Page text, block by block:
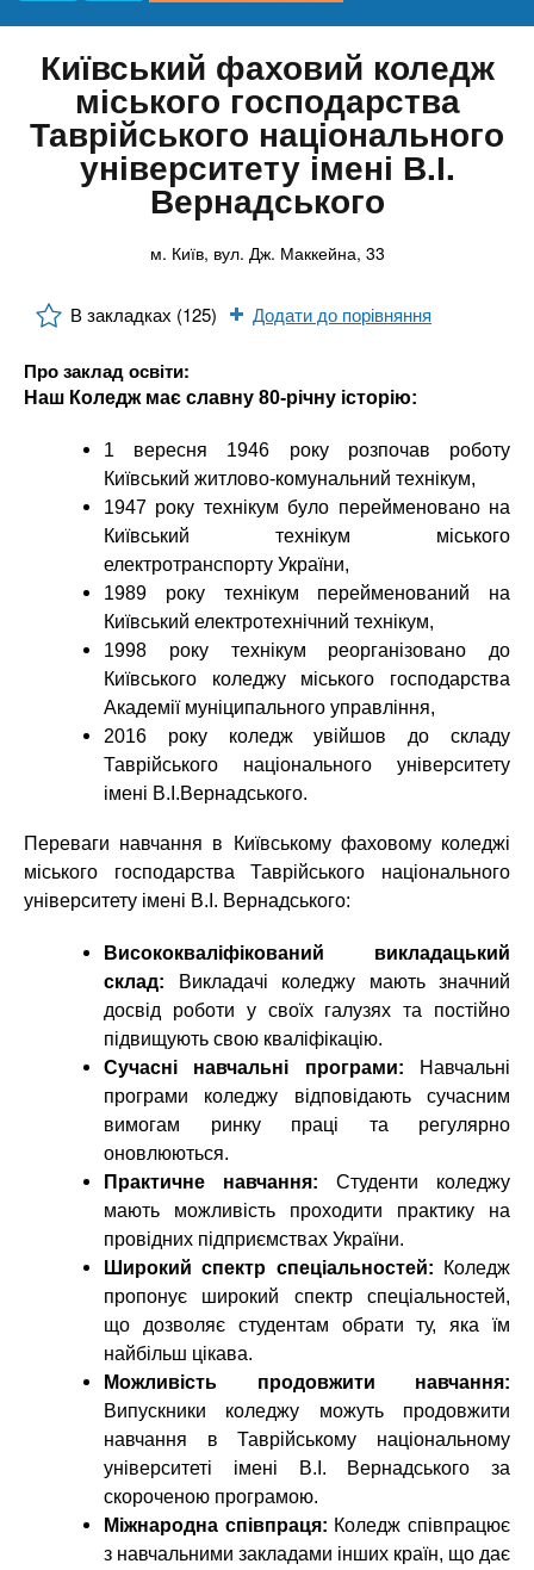
р
n
s
n
Онлайн курси
За кордоном
Київський фаховий коледж
міського господарства
Таврійського національного
університету імені В.І.
Вернадського
м. Київ, вул. Дж. Маккейна, 33
В закладках (125) Додати до порівняння
Про заклад освіти:
Наш Коледж має славну 80-річну історію:
1 вересня 1946 року розпочав роботу
Київський житлово-комунальний технікум,
1947 року технікум було перейменовано на
Київський технікум міського
електротранспорту України,
1989 року технікум перейменований на
Київський електротехнічний технікум,
1998 року технікум реорганізовано до
Київського коледжу міського господарства
Академії муніципального управління,
2016 року коледж увійшов до складу
Таврійського національного університету
імені В.І.Вернадського.
Переваги навчання в Київському фаховому коледжі
міського господарства Таврійського національного
університету імені В.І. Вернадського:
Висококваліфікований викладацький
склад: Викладачі коледжу мають значний
досвід роботи у своїх галузях та постійно
підвищують свою кваліфікацію.
Сучасні навчальні програми: Навчальні
програми коледжу відповідають сучасним
вимогам ринку праці та регулярно
оновлюються.
Практичне навчання: Студенти коледжу
мають можливість проходити практику на
провідних підприємствах України.
Широкий спектр спеціальностей: Коледж
пропонує широкий спектр спеціальностей,
що дозволяє студентам обрати ту, яка їм
найбільш цікава.
Можливість продовжити навчання:
Випускники коледжу можуть продовжити
навчання в Таврійському національному
університеті імені В.І. Вернадського за
скороченою програмою.
Міжнародна співпраця: Коледж співпрацює
з навчальними закладами інших країн, що дає